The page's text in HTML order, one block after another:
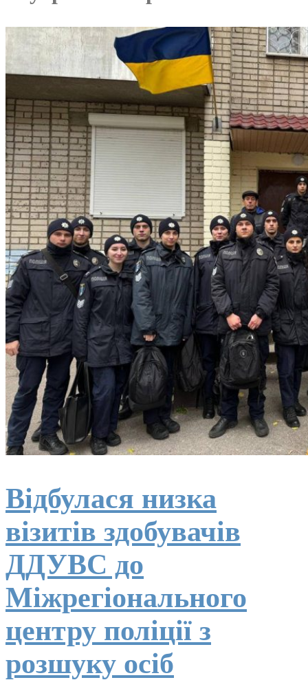
Відбулася низка
візитів здобувачів
ДДУВС до
Міжрегіонального
центру поліції з
розшуку осіб